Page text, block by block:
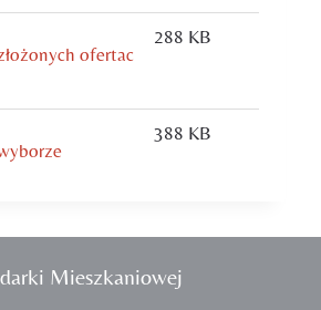
ofertac
288 KB
388 KB
Mieszkaniowej